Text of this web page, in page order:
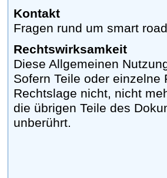
Kontakt
Fragen rund um smart
Rechtswirksamkeit
Diese Allgemeinen
Sofern Teile oder
Rechtslage nicht, nicht
die übrigen Teile des
unberührt.